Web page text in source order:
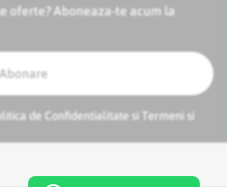
oferte? Aboneaza-te acum la
Abonare
de Confidentialitate si
Termeni si